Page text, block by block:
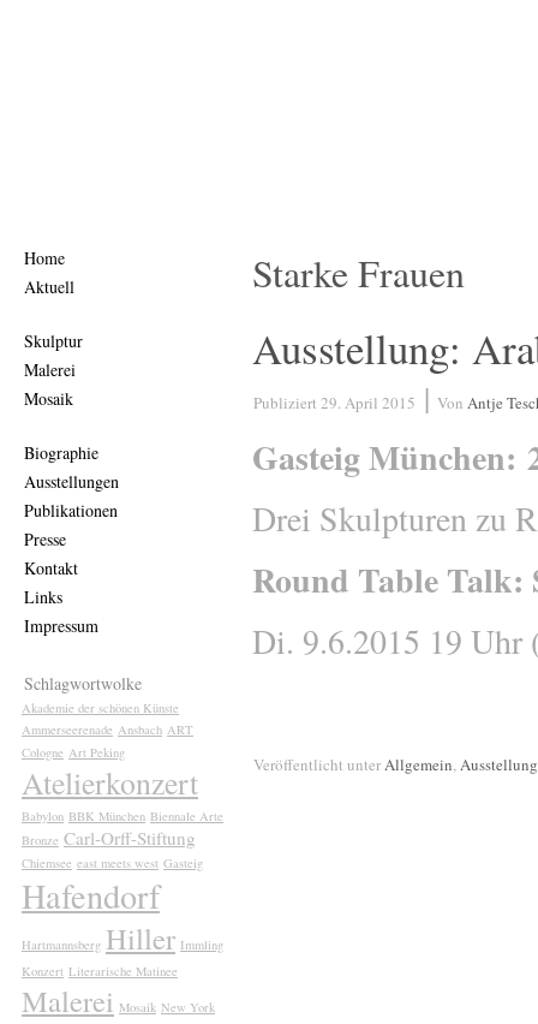
Home
Aktuell
Skulptur
Malerei
Mosaik
Biographie
Ausstellungen
Publikationen
Presse
Kontakt
Links
Impressum
Schlagwortwolke
Akademie der schönen Künste
Ammerseerenade Ansbach ART
Cologne Art Peking
Atelierkonzert
Babylon BBK München Biennale Arte
Bronze Carl-Orff-Stiftung
Chiemsee east meets west Gasteig
Hafendorf
Hartmannsberg Hiller Immling
Konzert Literarische Matinee
Malerei Mosaik New York
Starke Frauen
Ausstellung:
Publiziert 29. April 2015 | Von Antje
Gasteig München:
Drei Skulpturen zu
Round Table Talk:
Di. 9.6.2015 19 Uhr
Veröffentlicht unterAllgemein,Ausstellung